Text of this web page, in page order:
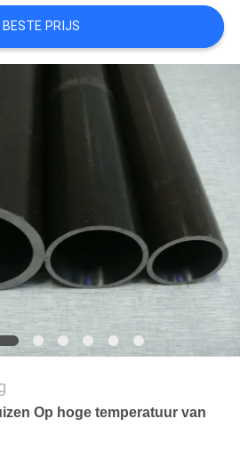
BESTE PRIJS
Op hoge temperatuur van